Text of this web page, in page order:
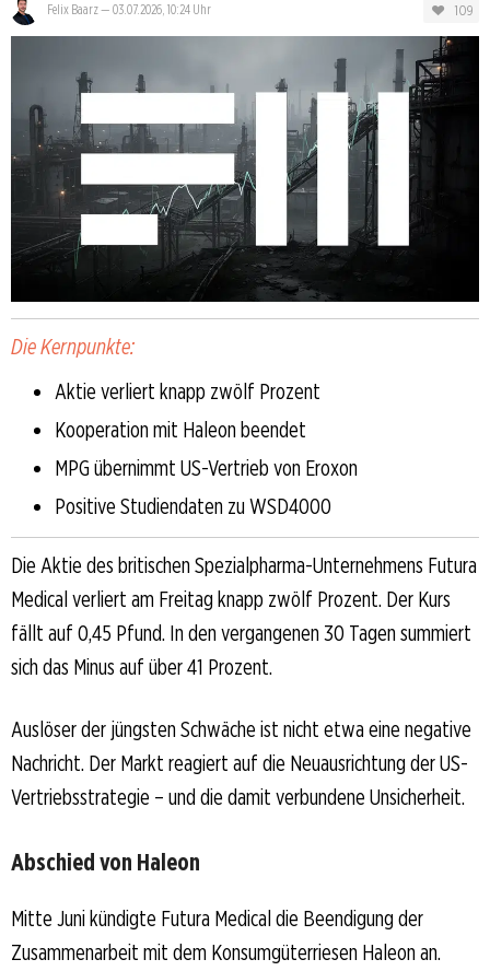
Felix Baarz— 03.07.2026, 10:24 Uhr 109
Die Kernpunkte:
Aktie verliert knapp zwölf Prozent
Kooperation mit Haleon beendet
MPG übernimmt US-Vertrieb von Eroxon
Positive Studiendaten zu WSD4000
Die Aktie des britischen Spezialpharma-Unternehmens Futura
Medical verliert am Freitag knapp zwölf Prozent. Der Kurs
fällt auf 0,45 Pfund. In den vergangenen 30 Tagen summiert
sich das Minus auf über 41 Prozent.
Auslöser der jüngsten Schwäche ist nicht etwa eine negative
Nachricht. Der Markt reagiert auf die Neuausrichtung der US-
Vertriebsstrategie – und die damit verbundene Unsicherheit.
Abschied von Haleon
Mitte Juni kündigte Futura Medical die Beendigung der
Zusammenarbeit mit dem Konsumgüterriesen Haleon an.